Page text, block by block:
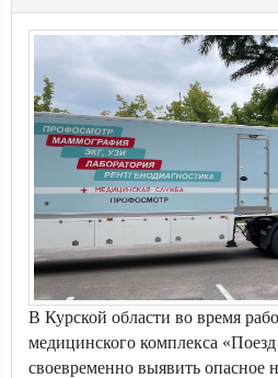
В Курской области во время
медицинского комплекса «Поезд
своевременно выявить опасное